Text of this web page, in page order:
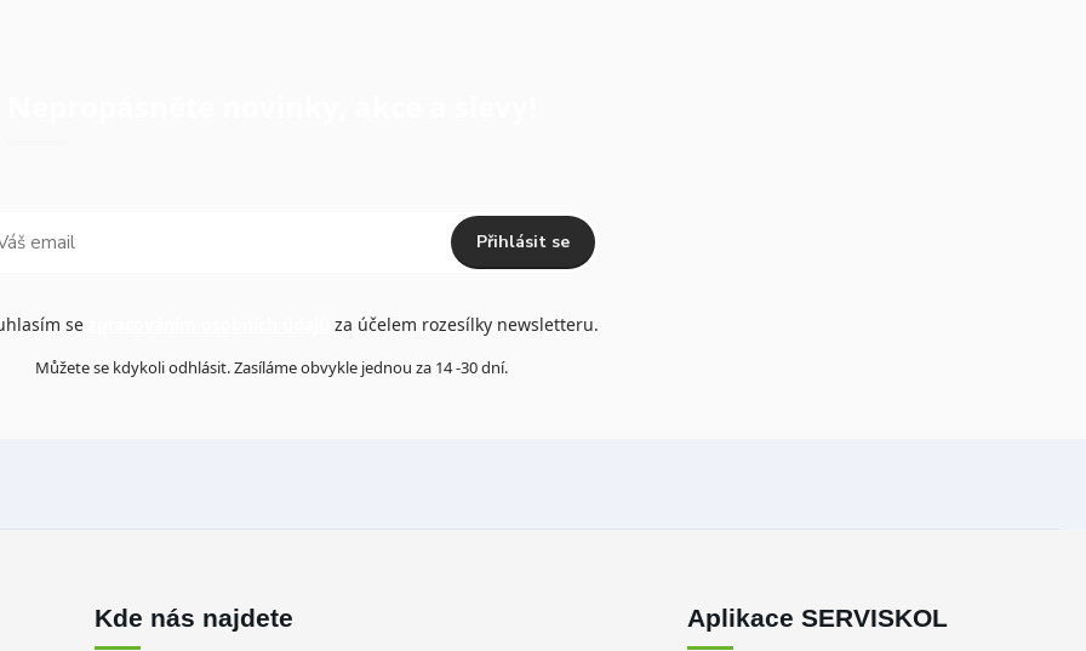
Přihlásit se
se za účelem rozesílky newsletteru.
Můžete se kdykoli odhlásit. Zasíláme obvykle jednou za 14 -30 dní.
Kde nás najdete Aplikace SERVISKOL